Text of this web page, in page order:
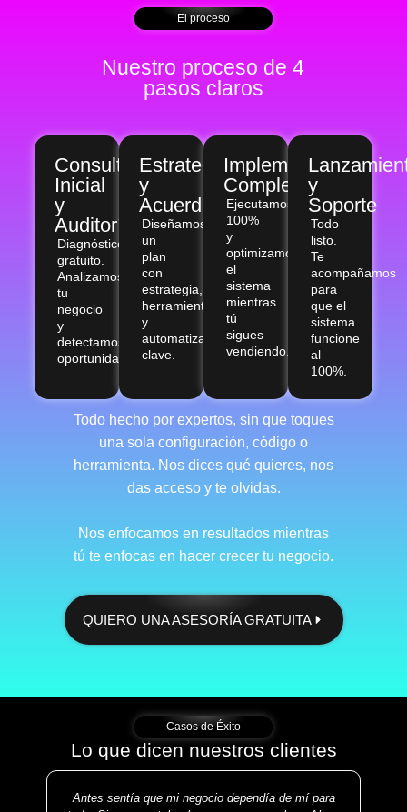
El proceso
Nuestro proceso de 4
pasos claros
Consulta
Inicial
y
Auditoría
Diagnóstico
gratuito.
Analizamos
tu
negocio
y
detectamos
oportunidades.
Estrategia
y
Acuerdo
Diseñamos
un
plan
con
estrategia,
herramientas
y
automatizaciones
clave.
Implementación
Completa
Ejecutamos
100%
y
optimizamos
el
sistema
mientras
tú
sigues
vendiendo.
y
Soporte
Todo
listo.
Te
acompañamos
para
que el
sistema
funcione
al
100%.
Todo hecho por expertos, sin que toques
una sola configuración, código o
herramienta. Nos dices qué quieres, nos
das acceso y te olvidas.
Nos enfocamos en resultados mientras
tú te enfocas en hacer crecer tu negocio.
QUIERO UNA ASESORÍA GRATUITA
Casos de Éxito
Lo que dicen nuestros clientes
Antes sentía que mi negocio dependía de mí para